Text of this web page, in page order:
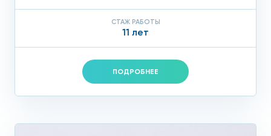
СТАЖ РАБОТЫ
11 лет
ПОДРОБНЕЕ